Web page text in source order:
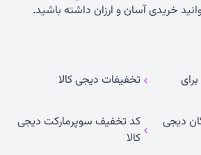
خریدی آسان و ارزان داشته باشید.
تخفیفات دیجی کالا
دیجی
کد تخفیف سوپرمارکت دیجی
کالا